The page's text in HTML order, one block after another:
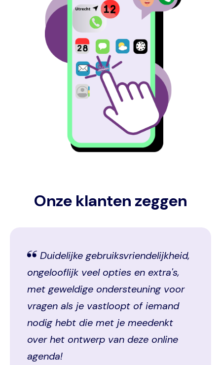
Onze klanten zeggen
Duidelijke gebruiksvriendelijkheid,
ongelooflijk veel opties en extra's,
met geweldige ondersteuning voor
vragen als je vastloopt of iemand
nodig hebt die met je meedenkt
over het ontwerp van deze online
agenda!